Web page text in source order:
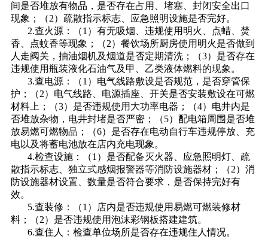
间是否堆放有物品，是否存在占用、堵塞、封闭安全出口
现象；（2）疏散指示标志、应急照明设施是否完好。
2.查火源：（1）有无吸烟、违规使用明火、点蜡、焚
香、点蚊香等现象；（2）餐饮场所厨房使用明火是否做到
人走阀关，抽油烟机及烟道是否定期清洗；（3）是否存在
违规使用瓶装液化石油气及甲、乙类液体燃料的现象。
3.查电源：（1）电气线路敷设是否规范，是否穿管保
护；（2）电气线路、电源插座、开关是否安装敷设在可燃
材料上；（3）是否违规使用大功率电器；（4）电井内是
否堆放杂物，电井封堵是否严密；（5）配电箱周围是否堆
放易燃可燃物品；（6）是否存在电动自行车违规停放、充
电以及将蓄电池放在店内充电现象。
4.检查设施：（1）是否配备灭火器、应急照明灯、疏
散指示标志、独立式感烟报警器等消防设施器材；（2）消
防设施器材设置、数量是否符合要求，是否保持完好有
效。
5.查装修：（1）店内是否违规使用易燃可燃装修材
料；（2）是否违规使用泡沫彩钢板搭建建筑。
6.查住人：检查单位场所是否存在违规住人情况。